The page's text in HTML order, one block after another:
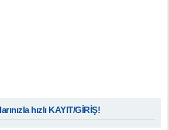
hızlı KAYIT/GİRİŞ!